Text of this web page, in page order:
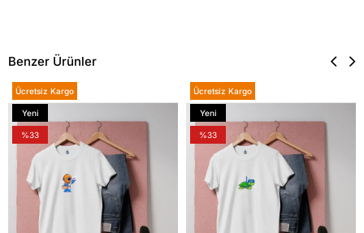
Benzer Ürünler
Ücretsiz Kargo
Yeni
Ürün
%33
Ücretsiz Kargo
Yeni
Ürün
%33